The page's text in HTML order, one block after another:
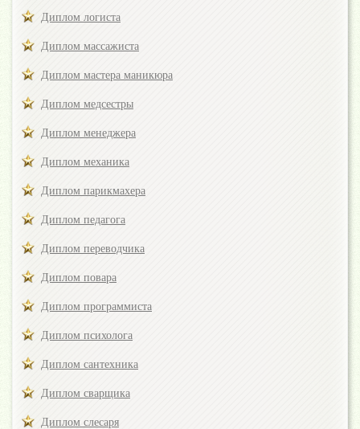
Диплом логиста
Диплом массажиста
Диплом мастера маникюра
Диплом медсестры
Диплом менеджера
Диплом механика
Диплом парикмахера
Диплом педагога
Диплом переводчика
Диплом повара
Диплом программиста
Диплом психолога
Диплом сантехника
Диплом сварщика
Диплом слесаря